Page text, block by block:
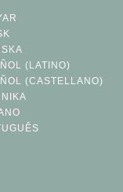
(LATINO)
(CASTELLANO)